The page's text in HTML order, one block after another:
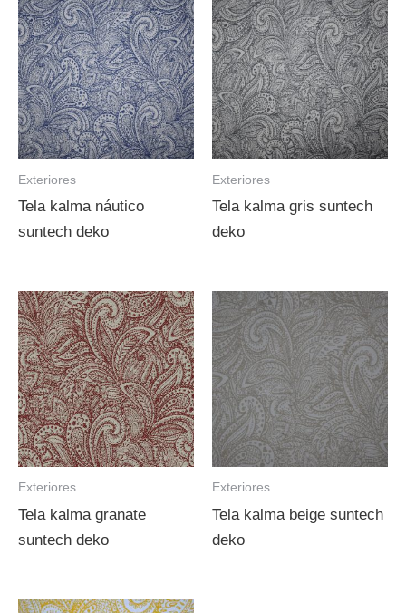
Exteriores
Tela kalma náutico
suntech deko
Exteriores
Tela kalma gris suntech
deko
Exteriores
Tela kalma granate
suntech deko
Exteriores
Tela kalma beige suntech
deko